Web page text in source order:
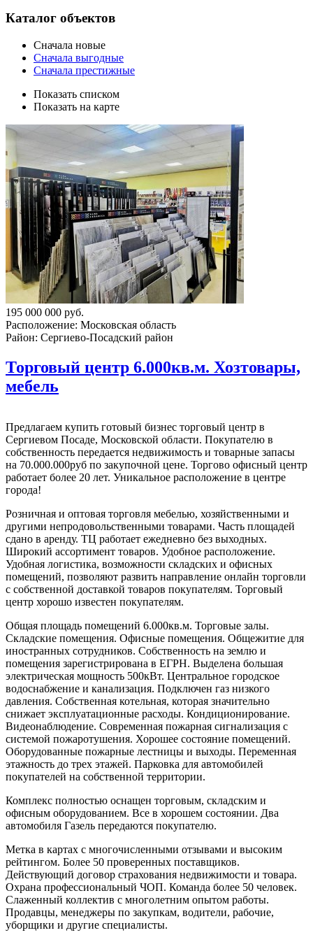
Каталог объектов
Сначала новые
Сначала выгодные
Сначала престижные
Показать списком
Показать на карте
195 000 000 руб.
Расположение: Московская область
Район: Сергиево-Посадский район
Торговый центр 6.000кв.м. Хозтовары,
мебель
Предлагаем купить готовый бизнес торговый центр в
Сергиевом Посаде, Московской области. Покупателю в
собственность передается недвижимость и товарные запасы
на 70.000.000руб по закупочной цене. Торгово офисный центр
работает более 20 лет. Уникальное расположение в центре
города!
Розничная и оптовая торговля мебелью, хозяйственными и
другими непродовольственными товарами. Часть площадей
сдано в аренду. ТЦ работает ежедневно без выходных.
Широкий ассортимент товаров. Удобное расположение.
Удобная логистика, возможности складских и офисных
помещений, позволяют развить направление онлайн торговли
с собственной доставкой товаров покупателям. Торговый
центр хорошо известен покупателям.
Общая площадь помещений 6.000кв.м. Торговые залы.
Складские помещения. Офисные помещения. Общежитие для
иностранных сотрудников. Собственность на землю и
помещения зарегистрирована в ЕГРН. Выделена большая
электрическая мощность 500кВт. Центральное городское
водоснабжение и канализация. Подключен газ низкого
давления. Собственная котельная, которая значительно
снижает эксплуатационные расходы. Кондиционирование.
Видеонаблюдение. Современная пожарная сигнализация с
системой пожаротушения. Хорошее состояние помещений.
Оборудованные пожарные лестницы и выходы. Переменная
этажность до трех этажей. Парковка для автомобилей
покупателей на собственной территории.
Комплекс полностью оснащен торговым, складским и
офисным оборудованием. Все в хорошем состоянии. Два
автомобиля Газель передаются покупателю.
Метка в картах с многочисленными отзывами и высоким
рейтингом. Более 50 проверенных поставщиков.
Действующий договор страхования недвижимости и товара.
Охрана профессиональный ЧОП. Команда более 50 человек.
Слаженный коллектив с многолетним опытом работы.
Продавцы, менеджеры по закупкам, водители, рабочие,
уборщики и другие специалисты.